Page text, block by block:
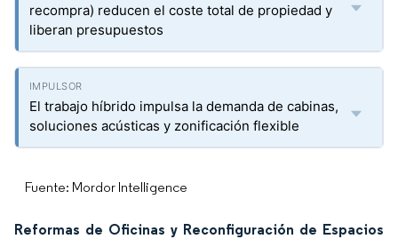
recompra) reducen el coste total de propiedad y
liberan presupuestos
El trabajo híbrido impulsa la demanda de cabinas,
soluciones acústicas y zonificación flexible
Fuente: Mordor Intelligence
Reformas de Oficinas y Reconfiguración de Espacios